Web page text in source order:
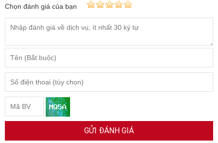
Chọn đánh giá của bạn
GỬI ĐÁNH GIÁ